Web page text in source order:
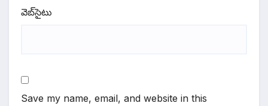
వెబ్‌సైటు
Save my name, email, and website in this